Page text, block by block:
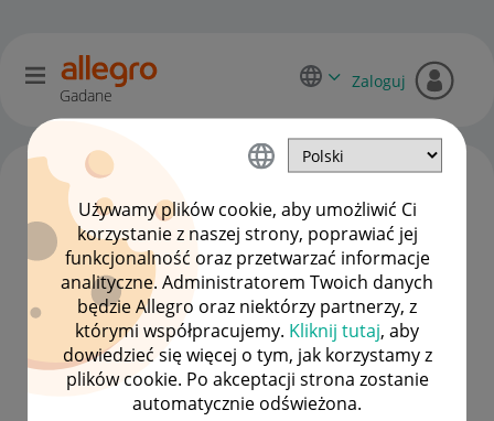
Używamy plików cookie, aby umożliwić Ci
korzystanie z naszej strony, poprawiać jej
funkcjonalność oraz przetwarzać informacje
analityczne. Administratorem Twoich danych
będzie Allegro oraz niektórzy partnerzy, z
którymi współpracujemy. Kliknij tutaj, aby
dowiedzieć się więcej o tym, jak korzystamy z
plików cookie. Po akceptacji strona zostanie
automatycznie odświeżona.
Gadane
Zaloguj
msniezek
Administrator